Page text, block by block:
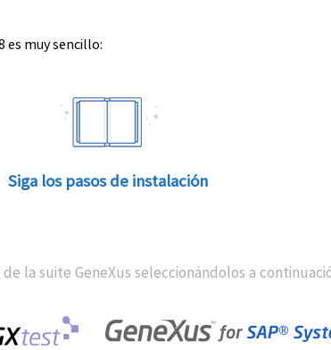
es muy sencillo:
Siga los pasos de instalación
la suite GeneXus seleccionándolos a